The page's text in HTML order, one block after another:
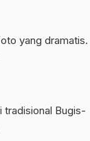
yang dramatis.
tradisional Bugis-